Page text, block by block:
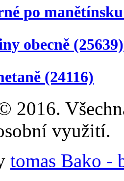
po
obecně (25639)
(24116)
2016.
využití.
tomas Bako -